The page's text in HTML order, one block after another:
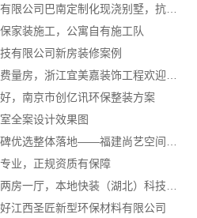
重庆御墅建筑材料有限公司巴南定制化现浇别墅，抗震防风
家装施工，公寓自有施工队
有限公司新房装修案例
，南京市创亿讯环保整装方案
全案设计效果图
业，正规资质有保障
江西圣匠新型环保材料有限公司